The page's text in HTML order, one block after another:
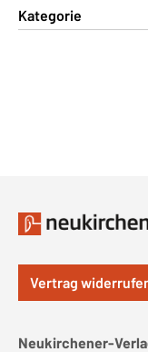
Kategorie
Vertrag
Neukirchener-